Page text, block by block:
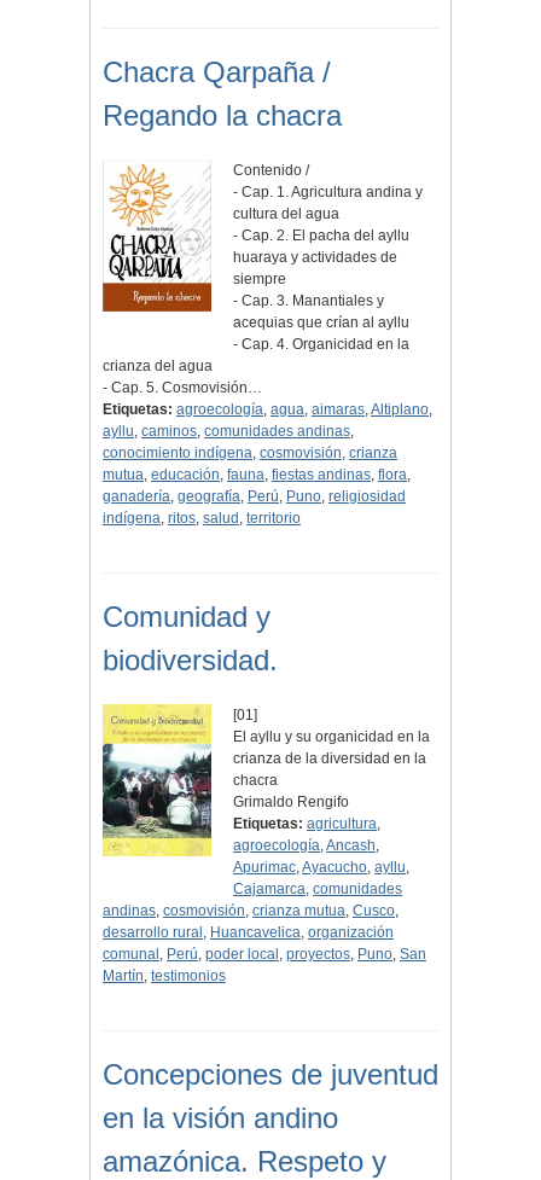
Chacra Qarpaña /
Regando la chacra
Contenido /
- Cap. 1. Agricultura andina y
cultura del agua
- Cap. 2. El pacha del ayllu
huaraya y actividades de
siempre
- Cap. 3. Manantiales y
acequias que crían al ayllu
- Cap. 4. Organicidad en la
crianza del agua
- Cap. 5. Cosmovisión…
Etiquetas: agroecología, agua, aimaras,Altiplano,
ayllu, caminos, comunidades andinas,
conocimiento indígena, cosmovisión, crianza
mutua, educación, fauna, fiestas andinas, flora,
ganadería, geografía, Perú, Puno, religiosidad
indígena, ritos, salud , territorio
Comunidad y
biodiversidad.
[01]
El ayllu y su organicidad en la
crianza de la diversidad en la
chacra
Grimaldo Rengifo
Etiquetas: agricultura,
agroecología,Ancash,
Apurimac,Ayacucho,ayllu,
Cajamarca,comunidades
andinas, cosmovisión, crianza mutua, Cusco,
desarrollo rural , Huancavelica, organización
comunal , Perú, poder local , proyectos, Puno, San
Martín, testimonios
Concepciones de juventud
en la visión andino
amazónica. Respeto y